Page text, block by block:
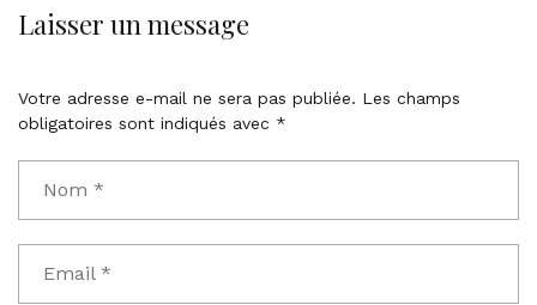
Laisser un message
Votre adresse e-mail ne sera pas publiée. Les champs
obligatoires sont indiqués avec *